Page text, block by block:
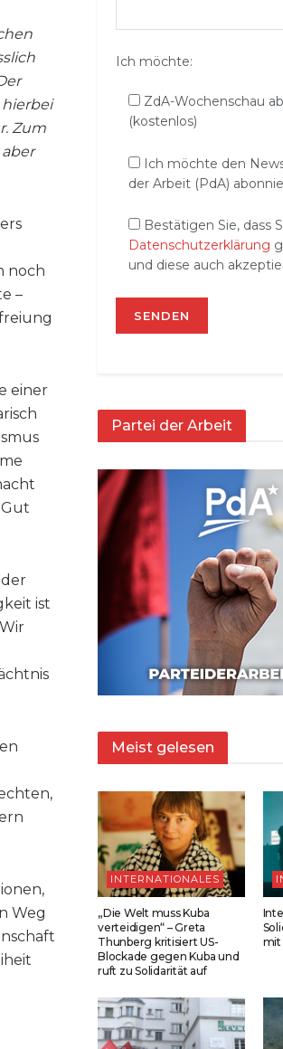
Zum
noch
–
einer
ist
Weg
Ich möchte:
ZdA-Wochenschau
(kostenlos)
Ich möchte den
der Arbeit (PdA)
Bestätigen Sie, dass
Datenschutzerklärung
und diese auch
Partei der Arbeit
Meist gelesen
INTERNATIONALES
„Die Welt muss Kuba
verteidigen“ – Greta
Thunberg kritisiert US-
Blockade gegen Kuba und
ruft zu Solidarität auf
mit